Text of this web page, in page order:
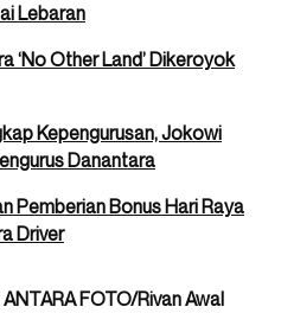
Lebaran
‘No Other Land’ Dikeroyok
Kepengurusan, Jokowi
Danantara
Pemberian Bonus Hari Raya
Driver
FOTO/Rivan Awal